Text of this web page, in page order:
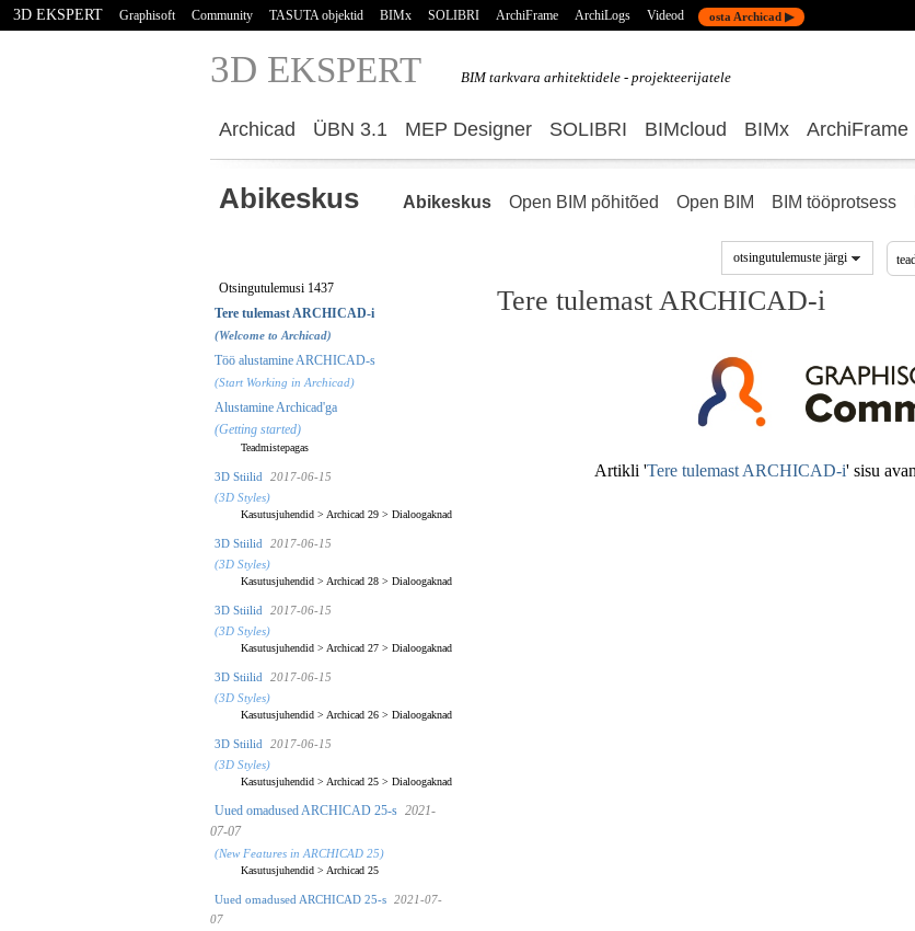
3D EKSPERT Graphisoft Community TASUTA objektid BIMx SOLIBRI ArchiFrame ArchiLogs Videod osta Archicad ▶
3D EKSPERT BIM tarkvara arhitektidele - projekteerijatele
Archicad ÜBN 3.1 MEP Designer SOLIBRI BIMcloud BIMx ArchiFrame
Abikeskus Abikeskus Open BIM põhitõed Open BIM BIM tööprotsess
otsingutulemuste järgi
Otsingutulemusi 1437
Tere tulemast ARCHICAD-i
(Welcome to Archicad)
Töö alustamine ARCHICAD-s
(Start Working in Archicad)
Alustamine Archicad'ga
(Getting started)
Teadmistepagas
3D Stiilid
2017-06-15
(3D Styles)
Kasutusjuhendid > Archicad 29 > Dialoogaknad
3D Stiilid
2017-06-15
(3D Styles)
Kasutusjuhendid > Archicad 28 > Dialoogaknad
3D Stiilid
2017-06-15
(3D Styles)
Kasutusjuhendid > Archicad 27 > Dialoogaknad
3D Stiilid
2017-06-15
(3D Styles)
Kasutusjuhendid > Archicad 26 > Dialoogaknad
3D Stiilid
2017-06-15
(3D Styles)
Kasutusjuhendid > Archicad 25 > Dialoogaknad
Uued omadused ARCHICAD 25-s 2021-
07-07
(New Features in ARCHICAD 25)
Kasutusjuhendid > Archicad 25
Uued omadused ARCHICAD 25-s
2021-07-
07
Tere tulemast ARCHICAD-i